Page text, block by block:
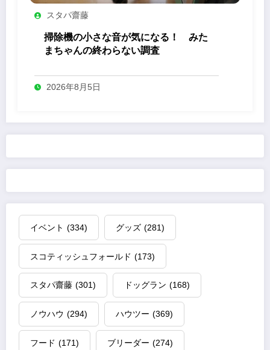
スタパ齋藤
掃除機の小さな音が気になる！ みた
まちゃんの終わらない調査
2026年8月5日
イベント (334) グッズ (281)
スコティッシュフォールド (173)
スタパ齋藤 (301) ドッグラン (168)
ノウハウ (294) ハウツー (369)
フード (171) ブリーダー (274)